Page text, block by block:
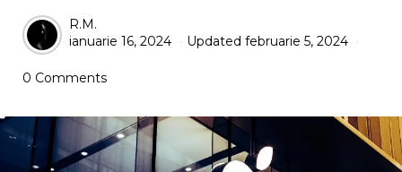
Posted
by
R.M.
ianuarie 16, 2024
Updated februarie 5, 2024
0 Comments